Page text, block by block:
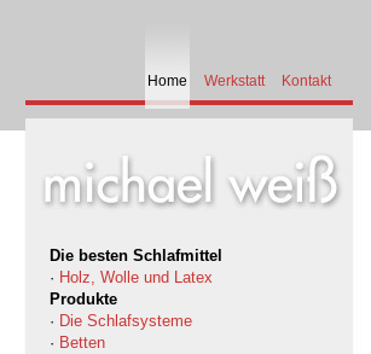
Kontakt
Werkstatt
Home
Die besten Schlafmittel
· Holz, Wolle und Latex
Produkte
· Die Schlafsysteme
· Betten